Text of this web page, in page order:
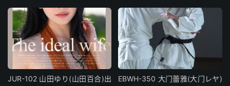
JUR-102 山田ゆり(山田百合)出
EBWH-350 大门蕾雅(大门レヤ)